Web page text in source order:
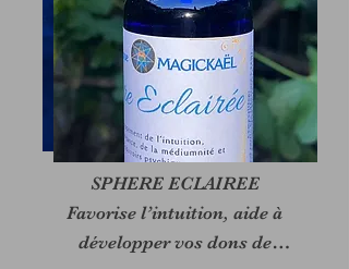
Favorise la remise de dettes
karmiques. Libère de
l’emprise
occulte des entités.
SPHERE ECLAIREE
Favorise l’intuition, aide à
développer vos dons de